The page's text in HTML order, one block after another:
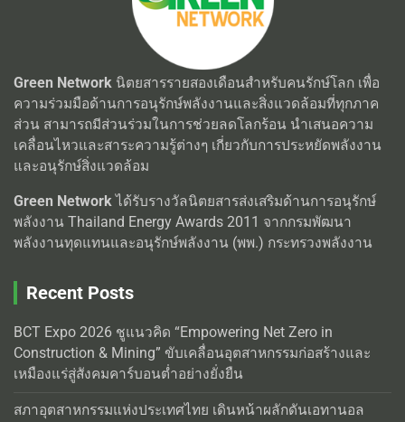
Green Network นิตยสารรายสองเดือนสำหรับคนรักษ์โลก เพื่อ
ความร่วมมือด้านการอนุรักษ์พลังงานและสิ่งแวดล้อมที่ทุกภาค
ส่วน สามารถมีส่วนร่วมในการช่วยลดโลกร้อน นำเสนอความ
เคลื่อนไหวและสาระความรู้ต่างๆ เกี่ยวกับการประหยัดพลังงาน
และอนุรักษ์สิ่งแวดล้อม
Green Network ได้รับรางวัลนิตยสารส่งเสริมด้านการอนุรักษ์
พลังงาน Thailand Energy Awards 2011 จากกรมพัฒนา
พลังงานทุดแทนและอนุรักษ์พลังงาน (พพ.) กระทรวงพลังงาน
Recent Posts
BCT Expo 2026 ชูแนวคิด “Empowering Net Zero in
Construction & Mining” ขับเคลื่อนอุตสาหกรรมก่อสร้างและ
เหมืองแร่สู่สังคมคาร์บอนต่ำอย่างยั่งยืน
สภาอุตสาหกรรมแห่งประเทศไทย เดินหน้าผลักดันเอทานอล